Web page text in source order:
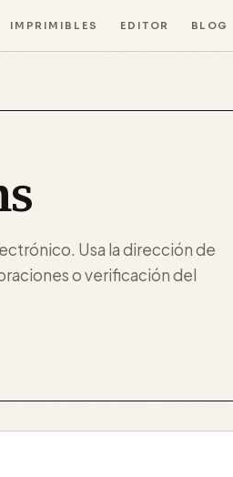
IMPRIMIBLES EDITOR BLOG
Usa la dirección de
o verificación del